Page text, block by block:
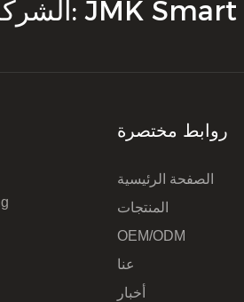
الشركة المصنعة المحترفة: JMK Smart
روابط مختصرة
الصفحة الرئيسية
المنتجات
OEM/ODM
عنا
أخبار